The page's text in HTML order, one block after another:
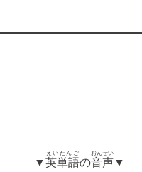
▼英単語
えいたんご
の音声
おんせい
▼